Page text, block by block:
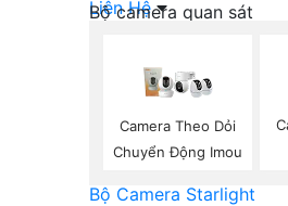
Bộ camera quan sát
Camera KBVISION Trọn
Camera DAHUA Trọn Bộ
Camera giá Rẻ Trọn Bộ
Bộ Camera Nên Dùng
Bộ Camera Starlight
Liên Hệ
Camera Theo Dỏi
Chuyển Động Imou